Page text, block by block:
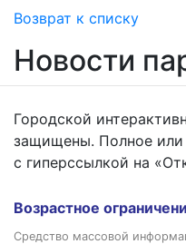
Возврат к списку
Новости
Городской
защищены. Полное или
с гиперссылкой на
Возрастное
Средство массовой